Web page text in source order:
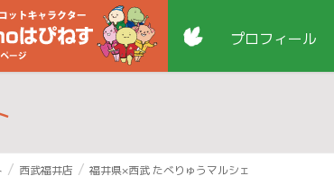
プロフィール
西武福井店 福井県×西武 たべりゅうマルシェ